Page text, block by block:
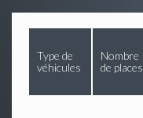
Type de
véhicules
Nombre
de places